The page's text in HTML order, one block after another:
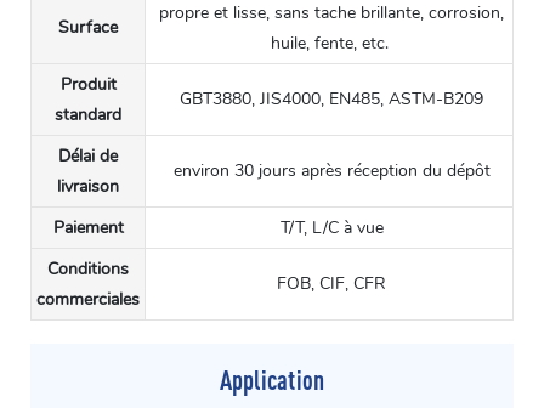
Surface
propre et lisse, sans tache brillante, corrosion,
huile, fente, etc.
Produit
standard
GBT3880, JIS4000, EN485, ASTM-B209
Délai de
livraison
environ 30 jours après réception du dépôt
Paiement
T/T, L/C à vue
Conditions
commerciales
FOB, CIF, CFR
Application